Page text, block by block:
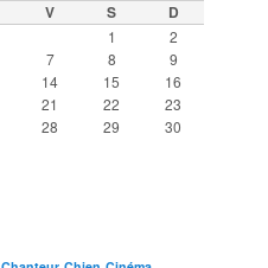
V S D
1
2
7 8
9
14 15
16
21 22
23
28 29
30